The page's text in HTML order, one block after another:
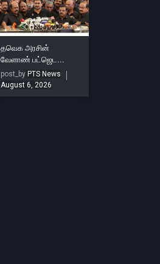
தவெக அரசின்
வேளாண் பட்ஜெட...
post_by PTS News
August 6, 2026